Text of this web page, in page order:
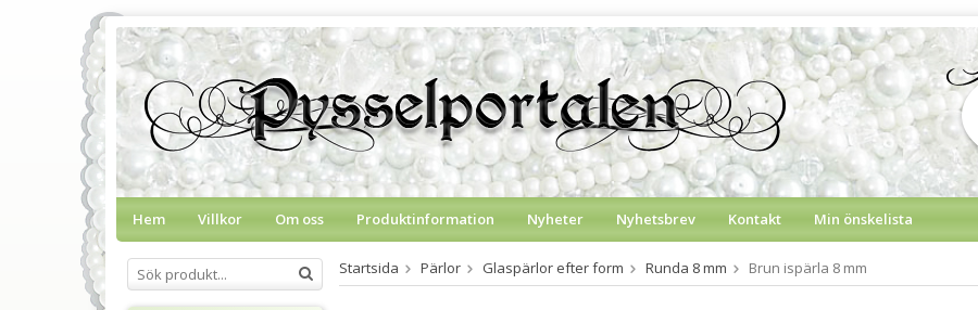
Hem Villkor Om oss Produktinformation Nyheter Nyhetsbrev Kontakt Min önskelista
Startsida Pärlor Glaspärlor efter form Runda 8 mm Brun ispärla 8 mm